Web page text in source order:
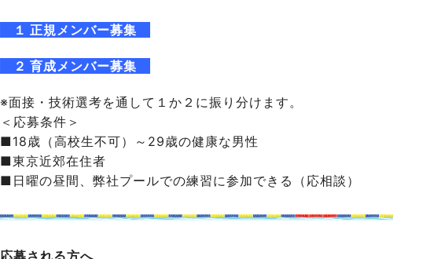
１ 正規メンバー募集
２ 育成メンバー募集
※面接・技術選考を通して１か２に振り分けます。
＜応募条件＞
■18歳（高校生不可）～29歳の健康な男性
■東京近郊在住者
■日曜の昼間、弊社プールでの練習に参加できる（応相談）